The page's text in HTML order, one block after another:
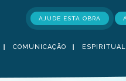
AJUDE ESTA OBRA
COMUNICAÇÃO